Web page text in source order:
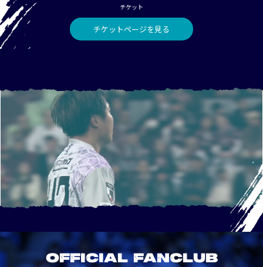
チケット
チケットページを見る
OFFICIAL FANCLUB